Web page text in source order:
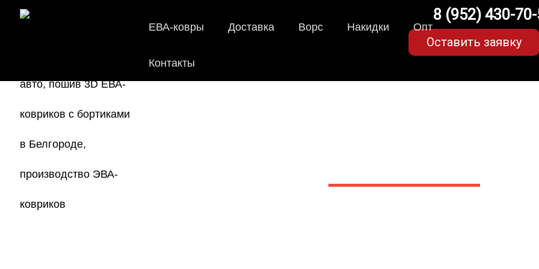
ЕВА-ковры Доставка Ворс Накидки Опт
Контакты
8 (952) 430-
Оставить заявку